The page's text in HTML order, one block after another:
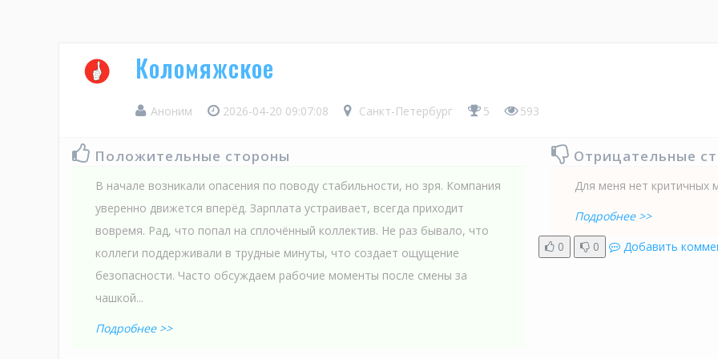
Коломяжское
Аноним 2026-04-20 09:07:08 Санкт-Петербург 5 593
Положительные стороны
В начале возникали опасения по поводу стабильности, но зря. Компания
уверенно движется вперёд. Зарплата устраивает, всегда приходит
вовремя. Рад, что попал на сплочённый коллектив. Не раз бывало, что
коллеги поддерживали в трудные минуты, что создает ощущение
безопасности. Часто обсуждаем рабочие моменты после смены за
чашкой...
Подробнее >>
Отрицательные
Для меня нет критичных
Подробнее >>
0
0 Добавить